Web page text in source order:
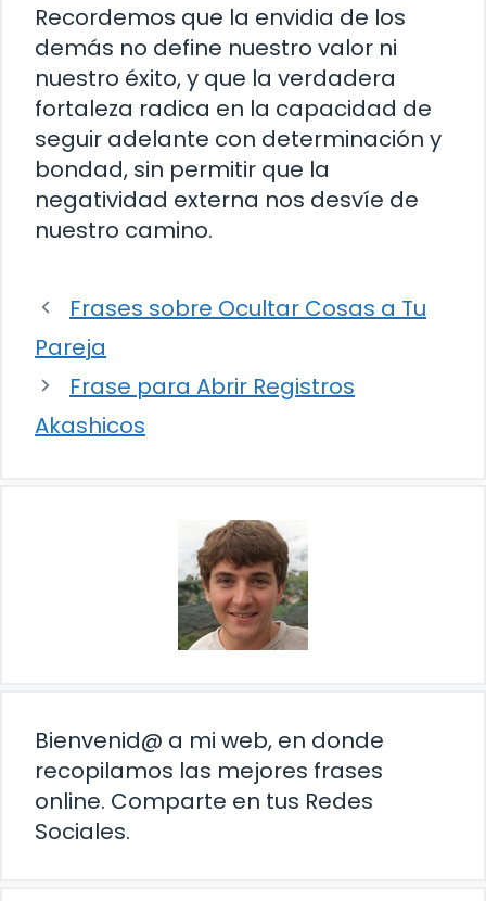
Recordemos que la envidia de los
demás no define nuestro valor ni
nuestro éxito, y que la verdadera
fortaleza radica en la capacidad de
seguir adelante con determinación y
bondad, sin permitir que la
negatividad externa nos desvíe de
nuestro camino.
Frases sobre Ocultar Cosas a Tu
Pareja
Frase para Abrir Registros
Akashicos
Bienvenid@ a mi web, en donde
recopilamos las mejores frases
online. Comparte en tus Redes
Sociales.